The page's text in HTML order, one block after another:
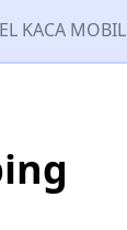
KACA MOBIL